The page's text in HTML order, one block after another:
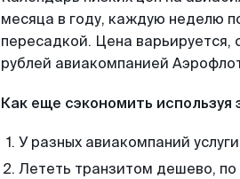
месяца в году, каждую неделю
пересадкой. Цена
рублей авиакомпанией
Как еще сэкономить
У разных авиакомпаний
Лететь транзитом дешево, по